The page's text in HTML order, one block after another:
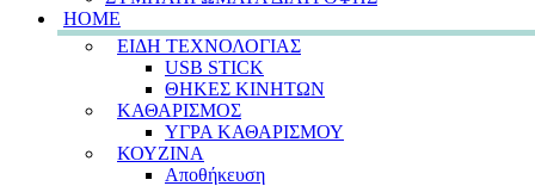
HOME
ΕΙΔΗ ΤΕΧΝΟΛΟΓΙΑΣ
USB STICK
ΘΗΚΕΣ ΚΙΝΗΤΩΝ
ΚΑΘΑΡΙΣΜΟΣ
ΥΓΡΑ ΚΑΘΑΡΙΣΜΟΥ
ΚΟΥΖΙΝΑ
Αποθήκευση